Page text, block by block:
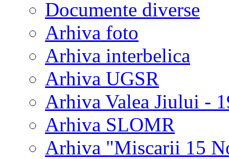
Documente diverse
Arhiva foto
Arhiva interbelica
Arhiva UGSR
Arhiva Valea Jiului -
Arhiva SLOMR
Arhiva "Miscarii 15